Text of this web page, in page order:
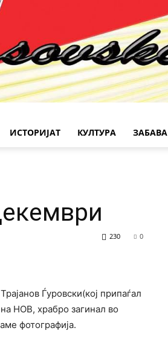
ИСТОРИЈАТ КУЛТУРА ЗАБАВА
0
230
Ѓуровски(кој припаѓал
НОВ, храбро загинал во
фотографија.